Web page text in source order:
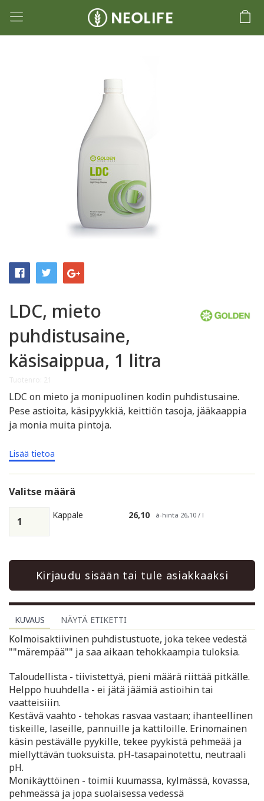
LDC, mieto
puhdistusaine,
käsisaippua, 1 litra
LDC on mieto ja monipuolinen kodin puhdistusaine.
Pese astioita, käsipyykkiä, keittiön tasoja, jääkaappia
ja monia muita pintoja.
Lisää tietoa
Valitse määrä
Kappale 26,10 à-hinta 26,10 / l
Kirjaudu sisään tai tule asiakkaaksi
KUVAUS NÄYTÄ ETIKETTI
Kolmoisaktiivinen puhdistustuote, joka tekee vedestä
""märempää"" ja saa aikaan tehokkaampia tuloksia.
Taloudellista - tiivistettyä, pieni määrä riittää pitkälle.
Helppo huuhdella - ei jätä jäämiä astioihin tai
vaatteisiiin.
Kestävä vaahto - tehokas rasvaa vastaan; ihanteellinen
tiskeille, laseille, pannuille ja kattiloille. Erinomainen
käsin pestävälle pyykille, tekee pyykistä pehmeää ja
miellyttävän tuoksuista. pH-tasapainotettu, neutraali
pH.
Monikäyttöinen - toimii kuumassa, kylmässä, kovassa,
pehmeässä ja jopa suolaisessa vedessä